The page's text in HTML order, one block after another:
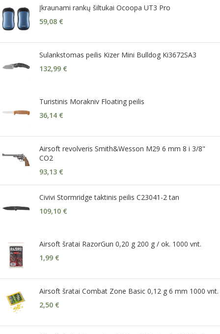
Įkraunami rankų šiltukai Ocoopa UT3 Pro
59,08 €
Sulankstomas peilis Kizer Mini Bulldog Ki3672SA3
132,99 €
Turistinis Morakniv Floating peilis
36,14 €
Airsoft revolveris Smith&Wesson M29 6 mm 8 i 3/8"
CO2
93,13 €
Civivi Stormridge taktinis peilis C23041-2 tan
109,10 €
Airsoft šratai RazorGun 0,20 g 200 g / ok. 1000 vnt.
1,99 €
Airsoft šratai Combat Zone Basic 0,12 g 6 mm 1000 vnt.
2,50 €